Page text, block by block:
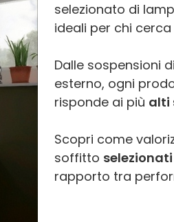
selezionato di
ideali per chi cerca
Dalle sospensioni
esterno, ogni
risponde ai più alti
Scopri come
soffitto
rapporto tra